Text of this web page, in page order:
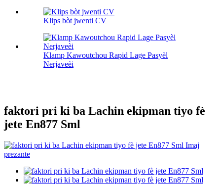
Klips bòt jwenti CV
Klamp Kawoutchou Rapid Lage Pasyèl
Nerjaveèi
faktori pri ki ba Lachin ekipman tiyo fè
jete En877 Sml